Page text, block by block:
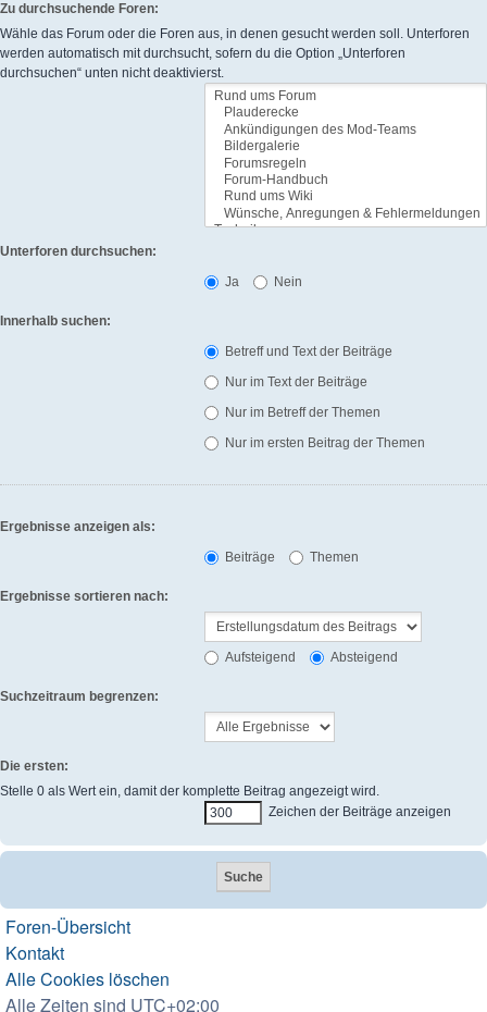
Zu durchsuchende Foren:
Wähle das Forum oder die Foren aus, in denen gesucht werden soll. Unterforen
werden automatisch mit durchsucht, sofern du die Option „Unterforen
durchsuchen“ unten nicht deaktivierst.
Unterforen durchsuchen:
Ja
Nein
Innerhalb suchen:
Betreff und Text der Beiträge
Nur im Text der Beiträge
Nur im Betreff der Themen
Nur im ersten Beitrag der Themen
Ergebnisse anzeigen als:
Beiträge
Themen
Ergebnisse sortieren nach:
Aufsteigend Absteigend
Suchzeitraum begrenzen:
Die ersten:
Stelle 0 als Wert ein, damit der komplette Beitrag angezeigt wird.
Zeichen der Beiträge anzeigen
Foren-Übersicht
Kontakt
Alle Cookies löschen
Alle Zeiten sind UTC+02:00